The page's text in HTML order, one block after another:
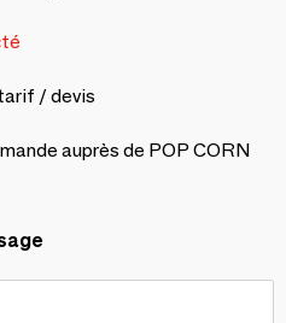
/ devis
auprès de POP CORN